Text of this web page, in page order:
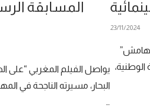
23/11/2024
الوطنية،
المسابقة
يواصل الفيلم المغربي “على
البحار، مسيرته الناجحة في
…